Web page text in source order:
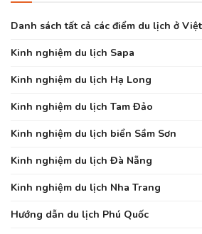
Danh sách tất cả các điểm du lịch ở
Kinh nghiệm du lịch Sapa
Kinh nghiệm du lịch Hạ Long
Kinh nghiệm du lịch Tam Đảo
Kinh nghiệm du lịch biển Sầm Sơn
Kinh nghiệm du lịch Đà Nẵng
Kinh nghiệm du lịch Nha Trang
Hướng dẫn du lịch Phú Quốc